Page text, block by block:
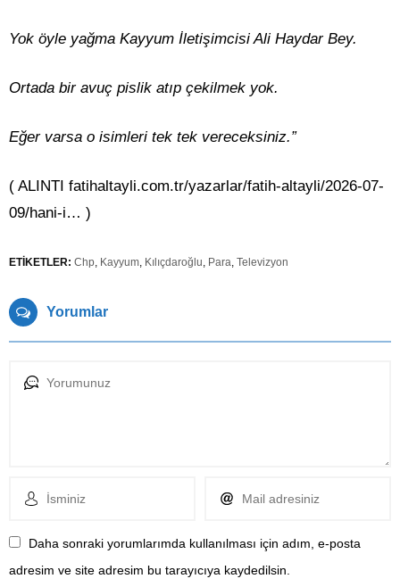
Yok öyle yağma Kayyum İletişimcisi Ali Haydar Bey.
Ortada bir avuç pislik atıp çekilmek yok.
Eğer varsa o isimleri tek tek vereceksiniz.”
( ALINTI fatihaltayli.com.tr/yazarlar/fatih-altayli/2026-07-
09/hani-i… )
ETİKETLER: Chp, Kayyum, Kılıçdaroğlu, Para, Televizyon
Yorumlar
Daha sonraki yorumlarımda kullanılması için adım, e-posta
adresim ve site adresim bu tarayıcıya kaydedilsin.